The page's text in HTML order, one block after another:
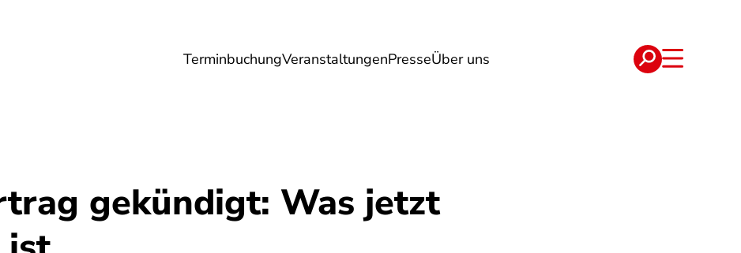
TerminbuchungVeranstaltungenPresseÜber uns
Gesundheit Energie Reise Verträge
gekündigt: Was jetzt